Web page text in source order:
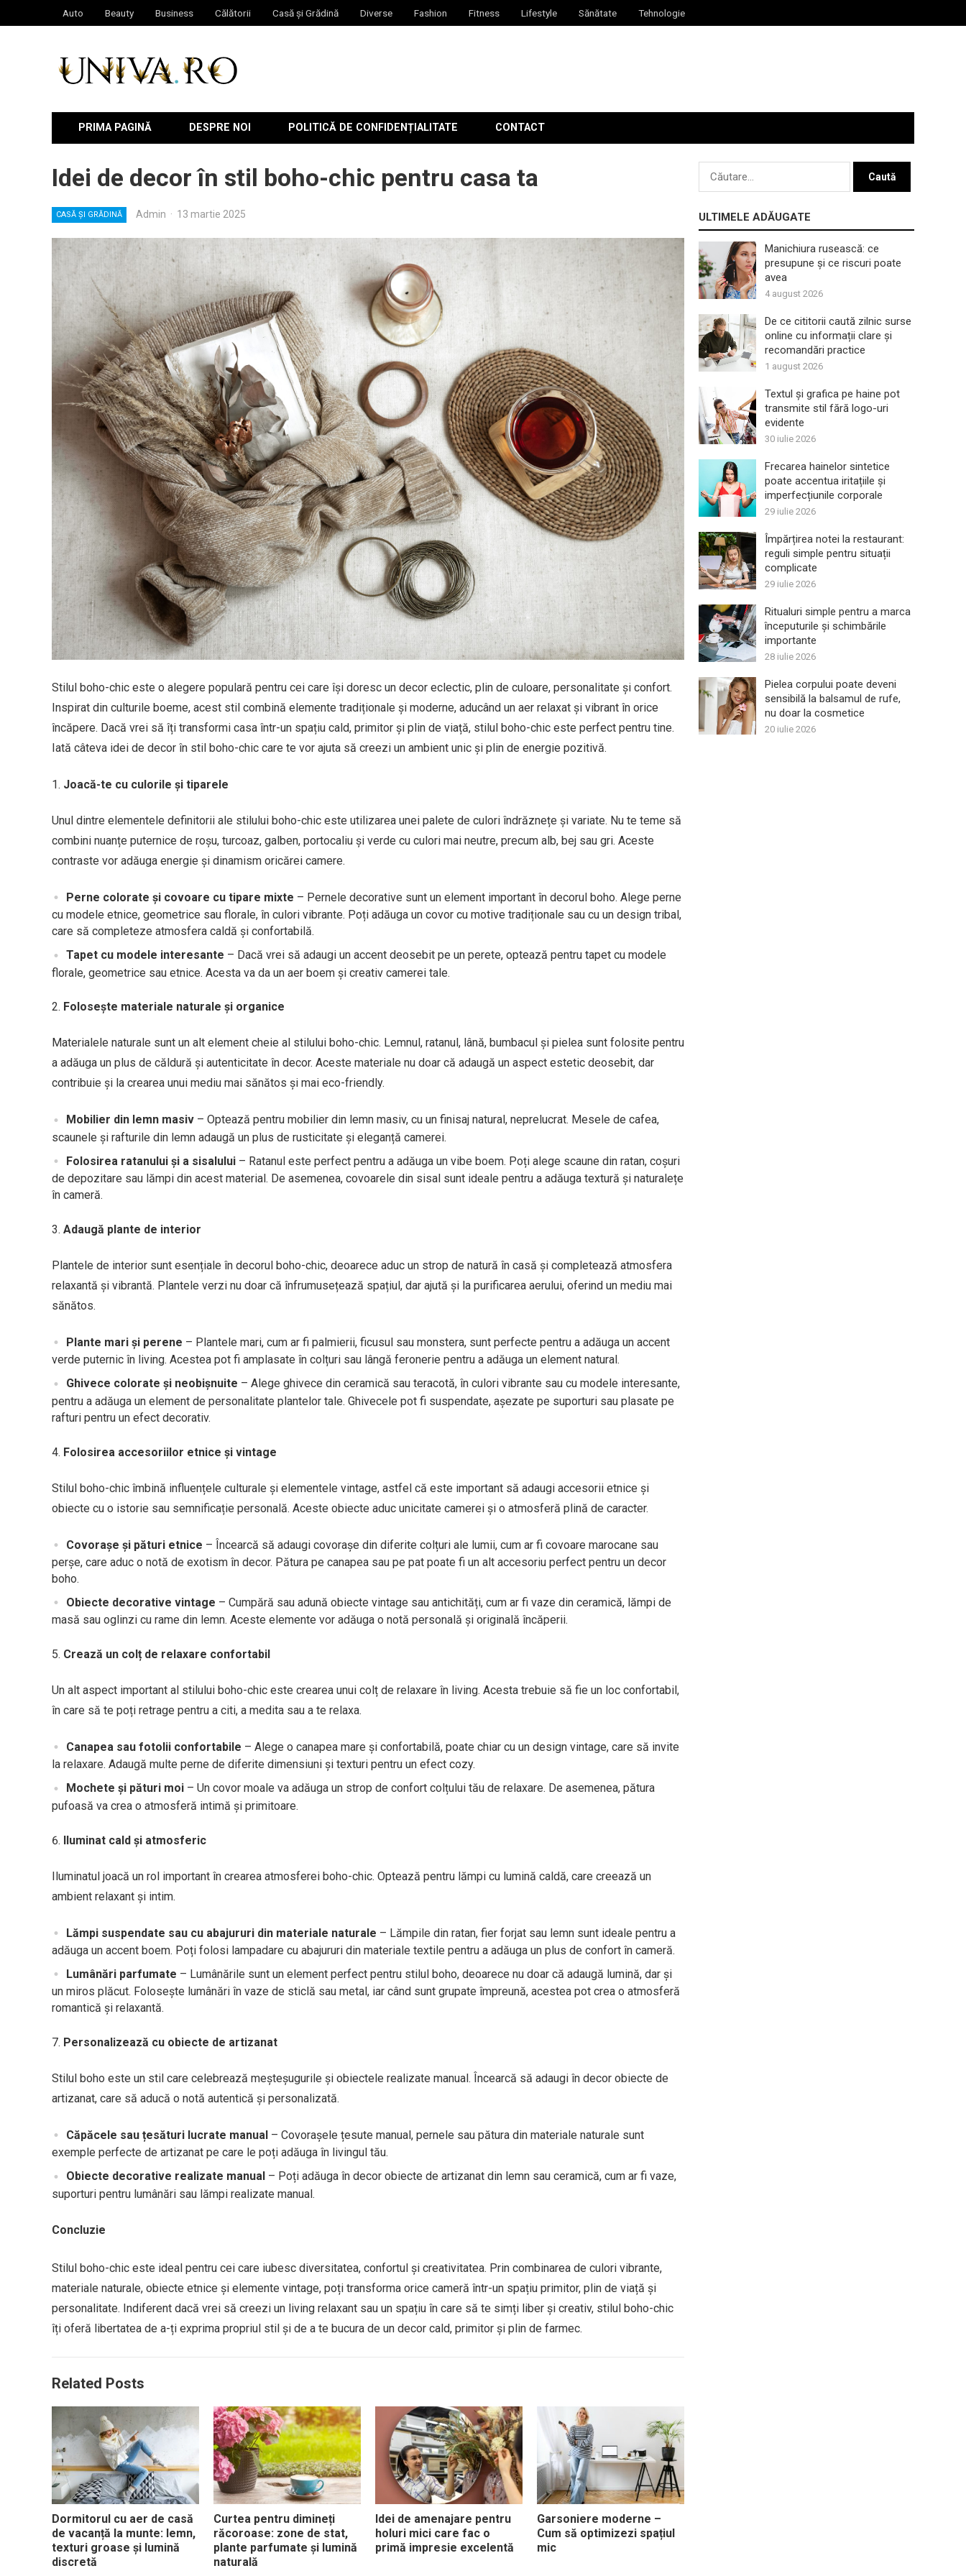
Auto Beauty Business Călătorii Casă și Grădină Diverse Fashion Fitness Lifestyle Sănătate Tehnologie
PRIMA PAGINĂ DESPRE NOI POLITICĂ DE CONFIDENȚIALITATE CONTACT
Idei de decor în stil boho-chic pentru casa ta
CASĂ ȘI GRĂDINĂ Admin · 13 martie 2025
Stilul boho-chic este o alegere populară pentru cei care își doresc un decor eclectic, plin de culoare, personalitate și confort.
Inspirat din culturile boeme, acest stil combină elemente tradiționale și moderne, aducând un aer relaxat și vibrant în orice
încăpere. Dacă vrei să îți transformi casa într-un spațiu cald, primitor și plin de viață, stilul boho-chic este perfect pentru tine.
Iată câteva idei de decor în stil boho-chic care te vor ajuta să creezi un ambient unic și plin de energie pozitivă.
Joacă-te cu culorile și tiparele
Unul dintre elementele definitorii ale stilului boho-chic este utilizarea unei palete de culori îndrăznețe și variate. Nu te teme să
combini nuanțe puternice de roșu, turcoaz, galben, portocaliu și verde cu culori mai neutre, precum alb, bej sau gri. Aceste
contraste vor adăuga energie și dinamism oricărei camere.
Perne colorate și covoare cu tipare mixte – Pernele decorative sunt un element important în decorul boho. Alege perne
cu modele etnice, geometrice sau florale, în culori vibrante. Poți adăuga un covor cu motive tradiționale sau cu un design tribal,
care să completeze atmosfera caldă și confortabilă.
Tapet cu modele interesante – Dacă vrei să adaugi un accent deosebit pe un perete, optează pentru tapet cu modele
florale, geometrice sau etnice. Acesta va da un aer boem și creativ camerei tale.
Folosește materiale naturale și organice
Materialele naturale sunt un alt element cheie al stilului boho-chic. Lemnul, ratanul, lână, bumbacul și pielea sunt folosite pentru
a adăuga un plus de căldură și autenticitate în decor. Aceste materiale nu doar că adaugă un aspect estetic deosebit, dar
contribuie și la crearea unui mediu mai sănătos și mai eco-friendly.
Mobilier din lemn masiv – Optează pentru mobilier din lemn masiv, cu un finisaj natural, neprelucrat. Mesele de cafea,
scaunele și rafturile din lemn adaugă un plus de rusticitate și eleganță camerei.
Folosirea ratanului și a sisalului – Ratanul este perfect pentru a adăuga un vibe boem. Poți alege scaune din ratan, coșuri
de depozitare sau lămpi din acest material. De asemenea, covoarele din sisal sunt ideale pentru a adăuga textură și naturalețe
în cameră.
Adaugă plante de interior
Plantele de interior sunt esențiale în decorul boho-chic, deoarece aduc un strop de natură în casă și completează atmosfera
relaxantă și vibrantă. Plantele verzi nu doar că înfrumusețează spațiul, dar ajută și la purificarea aerului, oferind un mediu mai
sănătos.
Plante mari și perene – Plantele mari, cum ar fi palmierii, ficusul sau monstera, sunt perfecte pentru a adăuga un accent
verde puternic în living. Acestea pot fi amplasate în colțuri sau lângă feronerie pentru a adăuga un element natural.
Ghivece colorate și neobișnuite – Alege ghivece din ceramică sau teracotă, în culori vibrante sau cu modele interesante,
pentru a adăuga un element de personalitate plantelor tale. Ghivecele pot fi suspendate, așezate pe suporturi sau plasate pe
rafturi pentru un efect decorativ.
Folosirea accesoriilor etnice și vintage
Stilul boho-chic îmbină influențele culturale și elementele vintage, astfel că este important să adaugi accesorii etnice și
obiecte cu o istorie sau semnificație personală. Aceste obiecte aduc unicitate camerei și o atmosferă plină de caracter.
Covorașe și pături etnice – Încearcă să adaugi covorașe din diferite colțuri ale lumii, cum ar fi covoare marocane sau
perșe, care aduc o notă de exotism în decor. Pătura pe canapea sau pe pat poate fi un alt accesoriu perfect pentru un decor
boho.
Obiecte decorative vintage – Cumpără sau adună obiecte vintage sau antichități, cum ar fi vaze din ceramică, lămpi de
masă sau oglinzi cu rame din lemn. Aceste elemente vor adăuga o notă personală și originală încăperii.
Crează un colț de relaxare confortabil
Un alt aspect important al stilului boho-chic este crearea unui colț de relaxare în living. Acesta trebuie să fie un loc confortabil,
în care să te poți retrage pentru a citi, a medita sau a te relaxa.
Canapea sau fotolii confortabile – Alege o canapea mare și confortabilă, poate chiar cu un design vintage, care să invite
la relaxare. Adaugă multe perne de diferite dimensiuni și texturi pentru un efect cozy.
Mochete și pături moi – Un covor moale va adăuga un strop de confort colțului tău de relaxare. De asemenea, pătura
pufoasă va crea o atmosferă intimă și primitoare.
Iluminat cald și atmosferic
Iluminatul joacă un rol important în crearea atmosferei boho-chic. Optează pentru lămpi cu lumină caldă, care creează un
ambient relaxant și intim.
Lămpi suspendate sau cu abajururi din materiale naturale – Lămpile din ratan, fier forjat sau lemn sunt ideale pentru a
adăuga un accent boem. Poți folosi lampadare cu abajururi din materiale textile pentru a adăuga un plus de confort în cameră.
Lumânări parfumate – Lumânările sunt un element perfect pentru stilul boho, deoarece nu doar că adaugă lumină, dar și
un miros plăcut. Folosește lumânări în vaze de sticlă sau metal, iar când sunt grupate împreună, acestea pot crea o atmosferă
romantică și relaxantă.
Personalizează cu obiecte de artizanat
Stilul boho este un stil care celebrează meșteșugurile și obiectele realizate manual. Încearcă să adaugi în decor obiecte de
artizanat, care să aducă o notă autentică și personalizată.
Căpăcele sau țesături lucrate manual – Covorașele țesute manual, pernele sau pătura din materiale naturale sunt
exemple perfecte de artizanat pe care le poți adăuga în livingul tău.
Obiecte decorative realizate manual – Poți adăuga în decor obiecte de artizanat din lemn sau ceramică, cum ar fi vaze,
suporturi pentru lumânări sau lămpi realizate manual.
Concluzie
Stilul boho-chic este ideal pentru cei care iubesc diversitatea, confortul și creativitatea. Prin combinarea de culori vibrante,
materiale naturale, obiecte etnice și elemente vintage, poți transforma orice cameră într-un spațiu primitor, plin de viață și
personalitate. Indiferent dacă vrei să creezi un living relaxant sau un spațiu în care să te simți liber și creativ, stilul boho-chic
îți oferă libertatea de a-ți exprima propriul stil și de a te bucura de un decor cald, primitor și plin de farmec.
Related Posts
Dormitorul cu aer de casă
de vacanță la munte: lemn,
texturi groase și lumină
discretă
Curtea pentru dimineți
răcoroase: zone de stat,
plante parfumate și lumină
naturală
Idei de amenajare pentru
holuri mici care fac o
primă impresie excelentă
Garsoniere moderne –
Cum să optimizezi spațiul
mic
Caută
ULTIMELE ADĂUGATE
Manichiura rusească: ce
presupune și ce riscuri poate
avea
4 august 2026
De ce cititorii caută zilnic surse
online cu informații clare și
recomandări practice
1 august 2026
Textul și grafica pe haine pot
transmite stil fără logo-uri
evidente
30 iulie 2026
Frecarea hainelor sintetice
poate accentua iritațiile și
imperfecțiunile corporale
29 iulie 2026
Împărțirea notei la restaurant:
reguli simple pentru situații
complicate
29 iulie 2026
Ritualuri simple pentru a marca
începuturile și schimbările
importante
28 iulie 2026
Pielea corpului poate deveni
sensibilă la balsamul de rufe,
nu doar la cosmetice
20 iulie 2026